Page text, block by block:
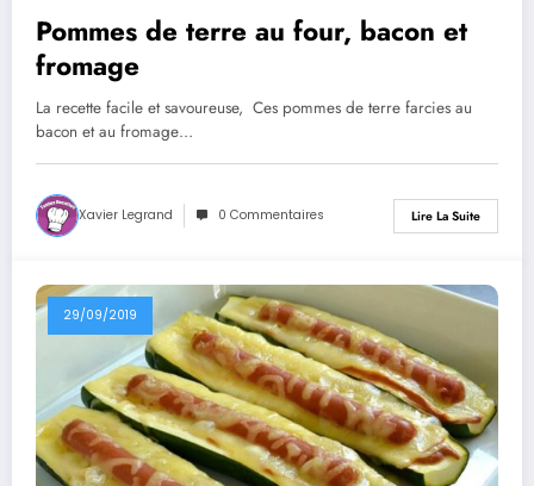
Pommes de terre au four, bacon et
fromage
La recette facile et savoureuse, Ces pommes de terre farcies au
bacon et au fromage…
Xavier Legrand 0 Commentaires Lire La Suite
29/09/2019